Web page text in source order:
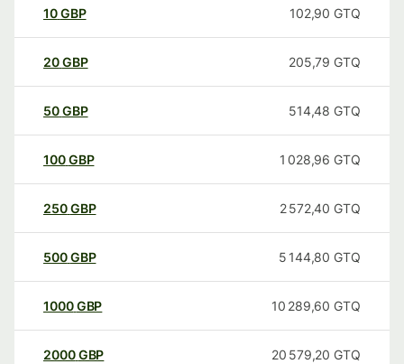
10GBP 102,90 GTQ
20GBP 205,79 GTQ
50GBP 514,48 GTQ
100GBP 1 028,96 GTQ
250GBP 2 572,40 GTQ
500GBP 5 144,80 GTQ
1000GBP 10 289,60 GTQ
2000GBP 20 579,20 GTQ